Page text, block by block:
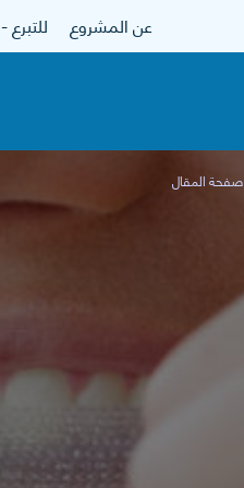
عن المشروع للتبرع - donate
صفحة المقال